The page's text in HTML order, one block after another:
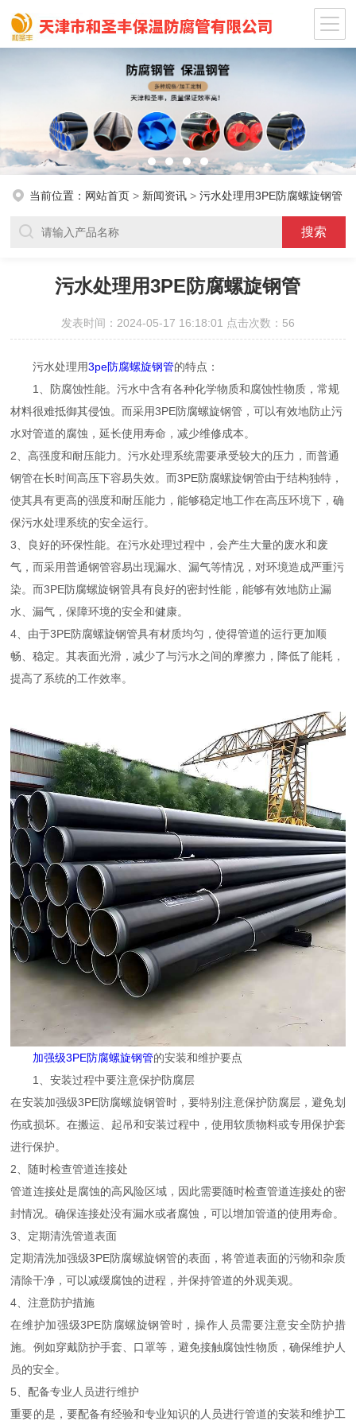
当前位置： 网站首页 > 新闻资讯 > 污水处理用3PE防腐螺旋钢管
污水处理用3PE防腐螺旋钢管
发表时间：2024-05-17 16:18:01 点击次数：56
污水处理用3pe防腐螺旋钢管的特点：
1、防腐蚀性能。污水中含有各种化学物质和腐蚀性物质，常规
材料很难抵御其侵蚀。而采用3PE防腐螺旋钢管，可以有效地防止污
水对管道的腐蚀，延长使用寿命，减少维修成本。
2、高强度和耐压能力。污水处理系统需要承受较大的压力，而普通
钢管在长时间高压下容易失效。而3PE防腐螺旋钢管由于结构独特，
使其具有更高的强度和耐压能力，能够稳定地工作在高压环境下，确
保污水处理系统的安全运行。
3、良好的环保性能。在污水处理过程中，会产生大量的废水和废
气，而采用普通钢管容易出现漏水、漏气等情况，对环境造成严重污
染。而3PE防腐螺旋钢管具有良好的密封性能，能够有效地防止漏
水、漏气，保障环境的安全和健康。
4、由于3PE防腐螺旋钢管具有材质均匀，使得管道的运行更加顺
畅、稳定。其表面光滑，减少了与污水之间的摩擦力，降低了能耗，
提高了系统的工作效率。
加强级3PE防腐螺旋钢管的安装和维护要点
1、安装过程中要注意保护防腐层
在安装加强级3PE防腐螺旋钢管时，要特别注意保护防腐层，避免划
伤或损坏。在搬运、起吊和安装过程中，使用软质物料或专用保护套
进行保护。
2、随时检查管道连接处
管道连接处是腐蚀的高风险区域，因此需要随时检查管道连接处的密
封情况。确保连接处没有漏水或者腐蚀，可以增加管道的使用寿命。
3、定期清洗管道表面
定期清洗加强级3PE防腐螺旋钢管的表面，将管道表面的污物和杂质
清除干净，可以减缓腐蚀的进程，并保持管道的外观美观。
4、注意防护措施
在维护加强级3PE防腐螺旋钢管时，操作人员需要注意安全防护措
施。例如穿戴防护手套、口罩等，避免接触腐蚀性物质，确保维护人
员的安全。
5、配备专业人员进行维护
重要的是，要配备有经验和专业知识的人员进行管道的安装和维护工